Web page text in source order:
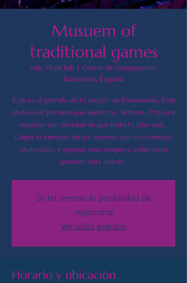
Musuem of
traditional games
sáb, 15 de feb
  |
Carrer de Campoamor,
Barcelona, España
Este es el párrafo de tu sección de Bienvenida. Este
texto es el primero que leerán tus lectores. Procura
explicar con claridad de qué trata tu sitio web.
Capta la atención de tus lectores con un contenido
cautivador, y agrega una imagen o video para
generar más interés.
Se ha cerrado la posibilidad de
registrarse
Ver otros eventos
Horario y ubicación